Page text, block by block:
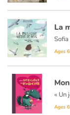
La
Ages
Ages